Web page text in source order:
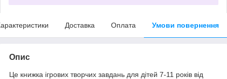
Доставка Оплата Умови повернення
Опис
Це книжка ігрових творчих завдань для дітей 7-11 років від